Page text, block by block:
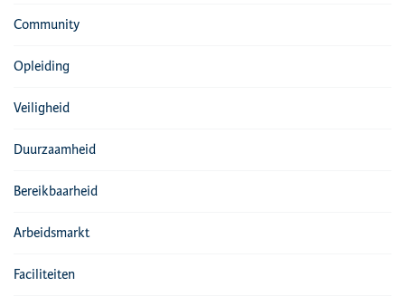
Community
Opleiding
Veiligheid
Duurzaamheid
Bereikbaarheid
Arbeidsmarkt
Faciliteiten